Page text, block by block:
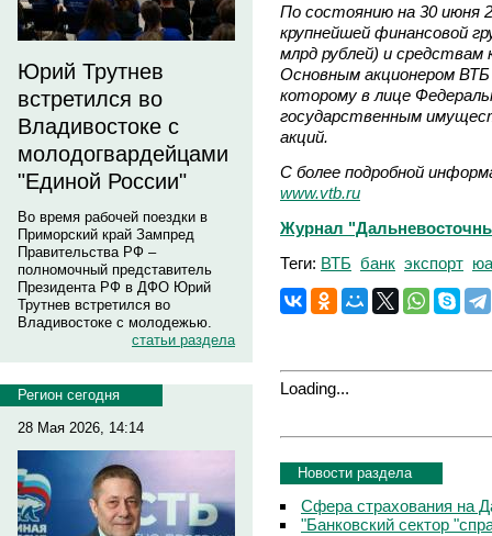
Юрий Трутнев
встретился во
Владивостоке с
молодогвардейцами
"Единой России"
Во время рабочей поездки в
Приморский край Зампред
Правительства РФ –
полномочный представитель
Президента РФ в ДФО Юрий
Трутнев встретился во
Владивостоке с молодежью.
статьи раздела
Регион сегодня
28 Мая 2026, 14:14
По состоянию на 30 июня
крупнейшей финансовой
млрд рублей) и средствам
Основным акционером
которому в лице
государственным
акций.
С более подробной
www.vtb.ru
Журнал
Теги: ВТБ банк экспорт
Loading...
Новости раздела
Сфера страхования на
"Банковский сектор